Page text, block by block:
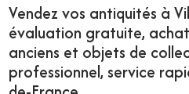
Vendez vos antiquités à
évaluation gratuite,
anciens et objets de
professionnel, service